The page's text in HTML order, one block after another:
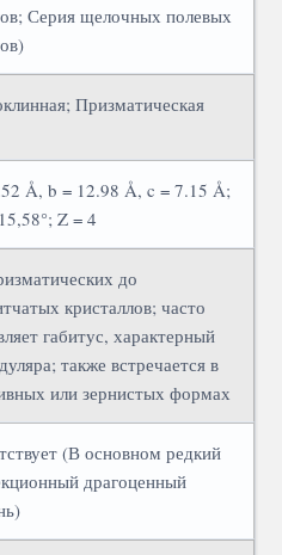
Серия щелочных полевых
Призматическая
Å, b = 12.98 Å, c = 7.15 Å;
Z = 4
до
кристаллов; часто
габитус, характерный
также встречается в
или зернистых формах
(В основном редкий
драгоценный